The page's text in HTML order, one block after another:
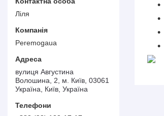
Ліля
Peremogaua
вулиця Августина
Волошина, 2, м. Київ, 03061
Україна, Київ, Україна